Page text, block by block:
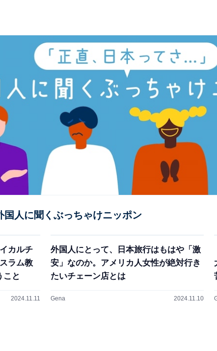
国人に聞くぶっちゃけニッポン
カルチ
ラム教
こと
2024.11.11
外国人にとって、日本旅行はもはや「激
安」なのか。アメリカ人女性が絶対行き
たいチェーン店とは
Gena 2024.11.10